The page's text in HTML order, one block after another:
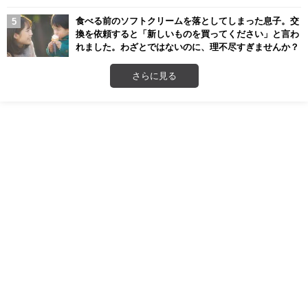
食べる前のソフトクリームを落としてしまった息子。交
換を依頼すると「新しいものを買ってください」と言わ
れました。わざとではないのに、理不尽すぎませんか？
さらに見る